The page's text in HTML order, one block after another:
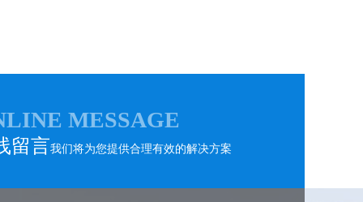
MESSAGE
留言我们将为您提供合理有效的解决方案